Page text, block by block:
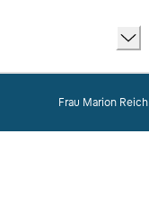
Frau Marion Reich